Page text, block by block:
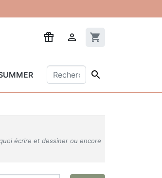
 shopping_cart

écrire et dessiner ou encore